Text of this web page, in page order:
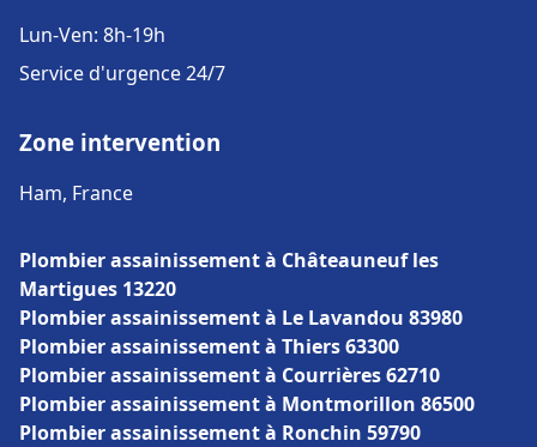
Lun-Ven: 8h-19h
Service d'urgence 24/7
Zone intervention
Ham, France
Plombier assainissement à Châteauneuf les
Martigues 13220
Plombier assainissement à Le Lavandou 83980
Plombier assainissement à Thiers 63300
Plombier assainissement à Courrières 62710
Plombier assainissement à Montmorillon 86500
Plombier assainissement à Ronchin 59790